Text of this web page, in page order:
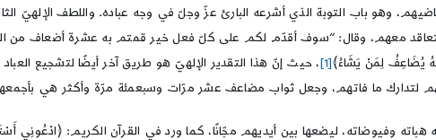
وهو باب التوبة الذي أشرعه البارئ عزّ وجلّ في وجه عباده. واللطف الإلهيّ
التعاقد معهم، وقال: “سوف أقدّم لكم على كلّ فعل خير قمتم به عشرة أضعاف
يُضَاعِفُ لِمَنْ يَشَاءُ﴾[1]
، حيث إنّ هذا التقدير الإلهيّ هو طريق آخر أيضًا لتشجيع
لتدارك ما فاتهم، وجعل ثواب مضاعف عشر مرّات وسبعمئة مرّة وأكثر هي بأجمعها
هباته وفيوضاته، ليضعها بين أيديهم مجّانًا، كما ورد في القرآن الكريم: ﴿ادْعُونِي